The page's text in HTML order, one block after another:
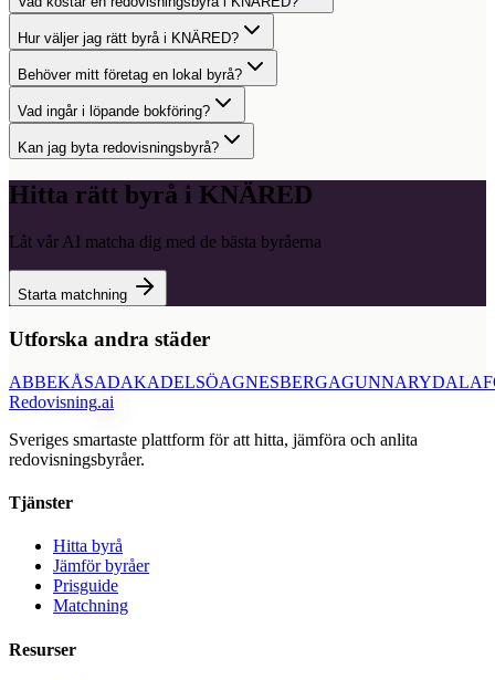
Hur väljer jag rätt byrå i KNÄRED?
Behöver mitt företag en lokal byrå?
Vad ingår i löpande bokföring?
Kan jag byta redovisningsbyrå?
Hitta rätt byrå i KNÄRED
Låt vår AI matcha dig med de bästa byråerna
Starta matchning
Utforska andra städer
ABBEKÅSADAKADELSÖAGNESBERGAGUNNARYD
Redovisning.ai
Sveriges smartaste plattform för att hitta, jämföra och anlita
redovisningsbyråer.
Tjänster
Hitta byrå
Jämför byråer
Prisguide
Matchning
Resurser